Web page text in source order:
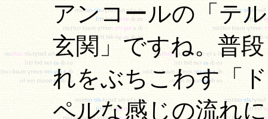
アンコールの「テ
玄関」ですね。普
れをぶちこわす「
ペルな感じの流れ